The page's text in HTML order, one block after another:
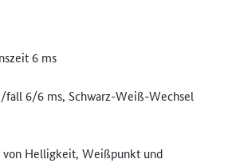
6 ms
fall 6/6 ms, Schwarz-Weiß-Wechsel
von Helligkeit, Weißpunkt und